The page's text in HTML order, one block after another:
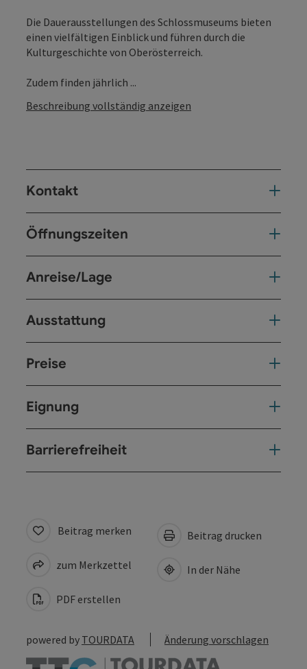
Die Dauerausstellungen des Schlossmuseums bieten
einen vielfältigen Einblick und führen durch die
Kulturgeschichte von Oberösterreich.
Zudem finden jährlich ...
Beschreibung vollständig anzeigen
Kontakt
Öffnungszeiten
Anreise/Lage
Ausstattung
Preise
Eignung
Barrierefreiheit
Beitrag merken
zum Merkzettel
PDF erstellen
Beitrag drucken
In der Nähe
powered by TOURDATA Änderung vorschlagen